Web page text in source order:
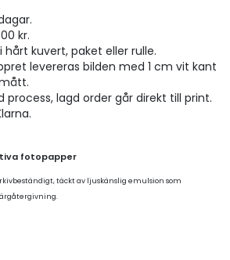
kr.
hårt kuvert, paket eller rulle.
levereras bilden med 1 cm vit kant
process, lagd order går direkt till print.
fotopapper
täckt av ljuskänslig emulsion som